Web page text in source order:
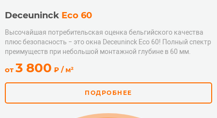
Deceuninck Eco 60
Высочайшая потребительская оценка бельгийского качества
плюс безопасность − это окна Deceuninck Eco 60! Полный спектр
преимуществ при небольшой монтажной глубине в 60 мм.
от 3 800 ₽ / м²
ПОДРОБНЕЕ